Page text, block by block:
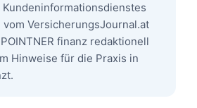
vom VersicherungsJournal.at
finanz redaktionell
Hinweise für die Praxis in